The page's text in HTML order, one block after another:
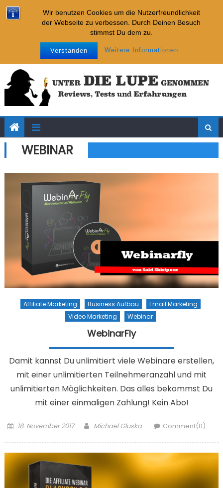
Wir benutzen Cookies um die Nutzerfreundlichkeit
der Webseite zu verbessen. Durch Deinen Besuch
stimmst Du dem zu.
Verstanden Weitere Informationen
Skip to content Neueste Tests:
Imparare
Internet Cash Machine
Affiliate-Chatbot-Business
Affiliate-Kickstarter-System
Key Placement Strategie
Imparare
Internet Cash Machine
Samstag, August 08, 2026 Impressum
WEBINAR
Affiliate Marketing Business Aufbau
Email Marketing
Video Marketing
Webinar
WebinarFly
Damit kannst Du unlimitiert viele Webinare erstellen,
mit einer unlimitierten Teilnehmeranzahl und mit
unlimitierten Möglichkeiten. Das alles bekommst Du
mit einer einmaligen Zahlung! Kein Abo!
Posted on
18. November 2017 Author
Michael Gluska Comment(0)